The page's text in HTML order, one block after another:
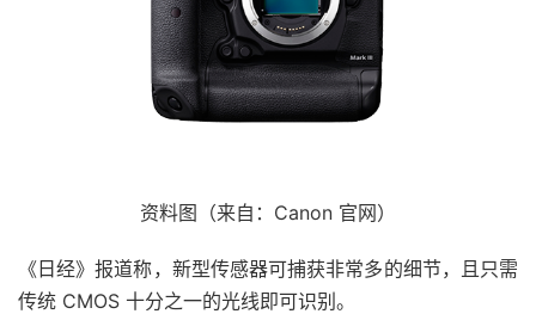
资料图（来自：Canon 官网）
《日经》报道称，新型传感器可捕获非常多的细节，且只需
传统 CMOS 十分之一的光线即可识别。